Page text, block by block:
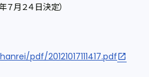
７月２４日決定）
pdf/20121017111417.pdf